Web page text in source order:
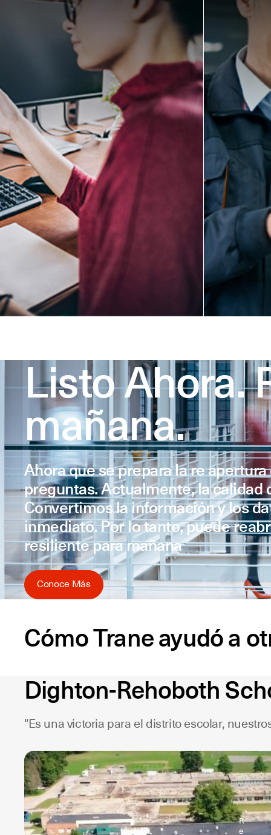
Listo Ahora.
mañana.
Ahora que se prepara la re
preguntas. Actualmente, la
Convertimos la información y los
inmediato. Por lo tanto, puede
resiliente para mañana
Conoce Más
Cómo Trane ayudó a
Dighton-Rehoboth
"Es una victoria para el distrito escolar,
R
e